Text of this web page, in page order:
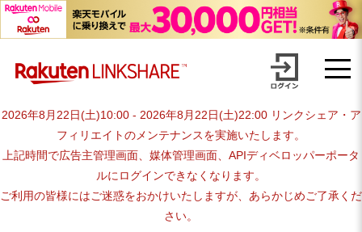
【1円からお支払い可能】アフィリエイトならリンクシェア・ジャパ
2026年8月22日(土)10:00 - 2026年8月22日(土)22:00 リンクシェア・ア
フィリエイトのメンテナンスを実施いたします。
上記時間で広告主管理画面、媒体管理画面、APIディベロッパーポータ
ルにログインできなくなります。
ご利用の皆様にはご迷惑をおかけいたしますが、あらかじめご了承くだ
さい。